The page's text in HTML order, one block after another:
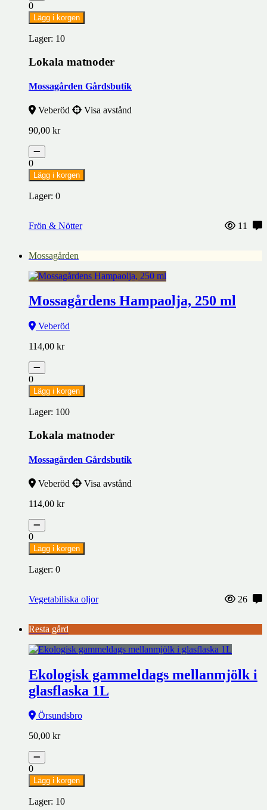
0
Lägg i korgen
Lager: 10
Lokala matnoder
Mossagården Gårdsbutik
Veberöd
Visa avstånd
90,00 kr
0
Lägg i korgen
Lager: 0
Frön & Nötter 11
Mossagården
Mossagårdens Hampaolja, 250 ml
Veberöd
114,00 kr
0
Lägg i korgen
Lager: 100
Lokala matnoder
Mossagården Gårdsbutik
Veberöd
Visa avstånd
114,00 kr
0
Lägg i korgen
Lager: 0
Vegetabiliska oljor 26
Resta gård
Ekologisk gammeldags mellanmjölk i
glasflaska 1L
Örsundsbro
50,00 kr
0
Lägg i korgen
Lager: 10